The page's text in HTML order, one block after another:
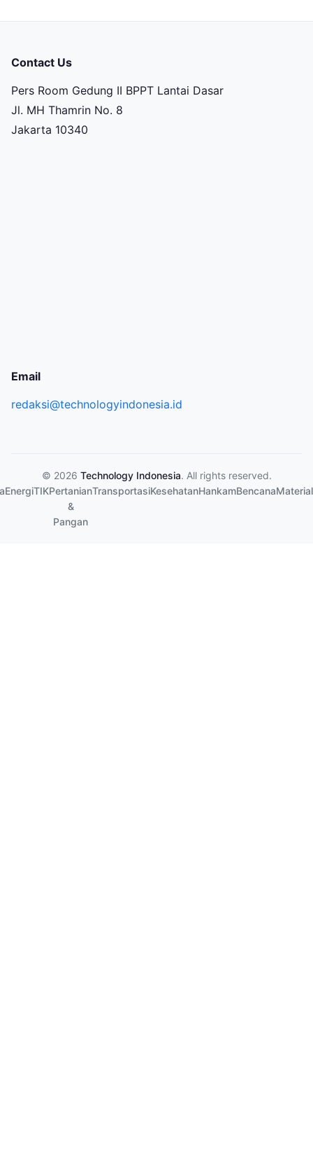
Contact Us
Pers Room Gedung II BPPT Lantai Dasar
Jl. MH Thamrin No. 8
Jakarta 10340
Email
redaksi@technologyindonesia.id
© 2026 Technology Indonesia. All rights reserved.
EnergiTIKPertanian
&
Pangan
TransportasiKesehatanHankamBencanaMaterial